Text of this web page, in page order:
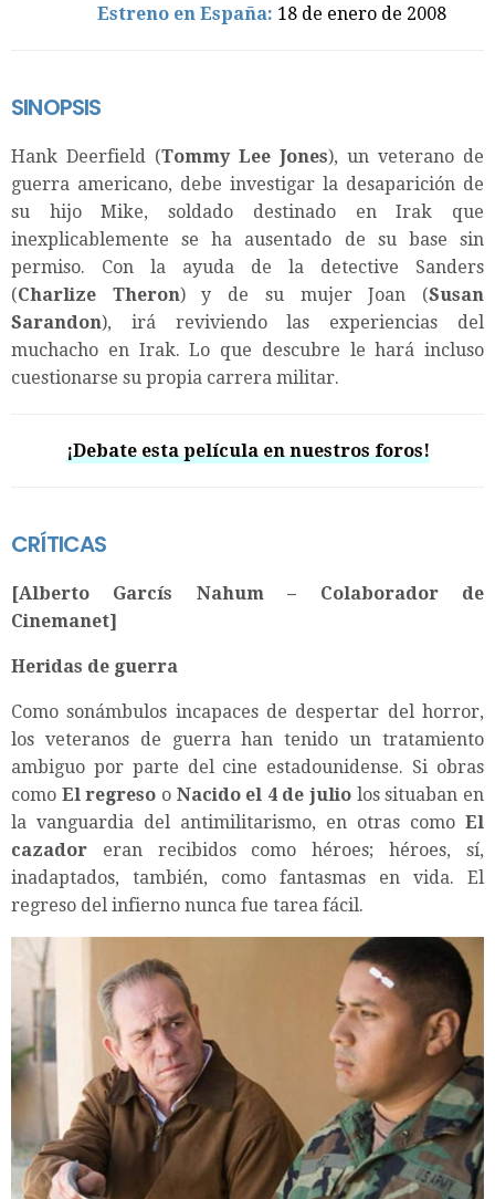
Estreno en España: 18 de enero de 2008
SINOPSIS
Hank Deerfield (Tommy Lee Jones), un veterano de
guerra americano, debe investigar la desaparición de
su hijo Mike, soldado destinado en Irak que
inexplicablemente se ha ausentado de su base sin
permiso. Con la ayuda de la detective Sanders
(Charlize Theron) y de su mujer Joan (Susan
Sarandon), irá reviviendo las experiencias del
muchacho en Irak. Lo que descubre le hará incluso
cuestionarse su propia carrera militar.
¡Debate esta película en nuestros foros!
CRÍTICAS
[Alberto Garcís Nahum – Colaborador de
Cinemanet]
Heridas de guerra
Como sonámbulos incapaces de despertar del horror,
los veteranos de guerra han tenido un tratamiento
ambiguo por parte del cine estadounidense. Si obras
como El regreso o Nacido el 4 de julio los situaban en
la vanguardia del antimilitarismo, en otras como El
cazador eran recibidos como héroes; héroes, sí,
inadaptados, también, como fantasmas en vida. El
regreso del infierno nunca fue tarea fácil.